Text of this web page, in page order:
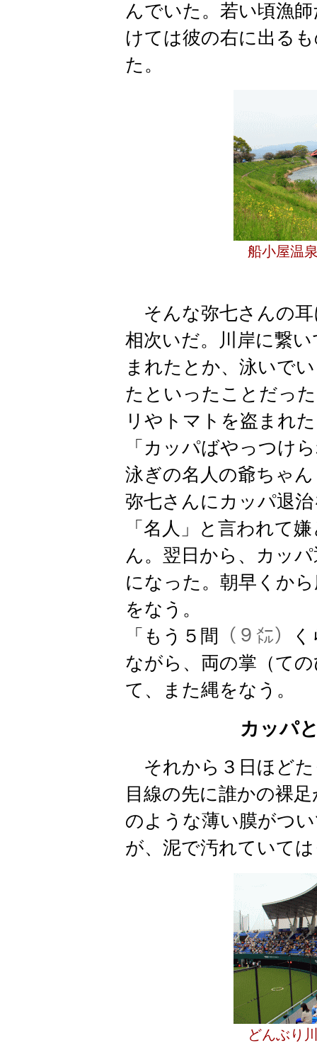
んでいた。若い頃漁
けては彼の右に出る
た。
船小屋温
そんな弥七さんの耳
相次いだ。川岸に繋
まれたとか、泳いで
たといったことだっ
リやトマトを盗まれ
「カッパばやっつけ
泳ぎの名人の爺ちゃ
弥七さんにカッパ退
「名人」と言われて
ん。翌日から、カッ
になった。朝早くか
をなう。
「もう５間
（９㍍）
ながら、両の掌（て
て、また縄をなう。
カッパ
それから３日ほどた
目線の先に誰かの裸
のような薄い膜がつ
が、泥で汚れていて
どんぶり